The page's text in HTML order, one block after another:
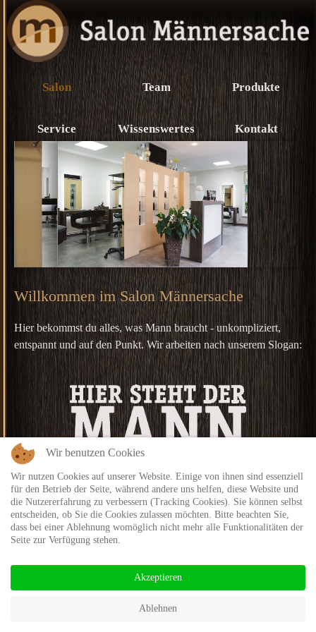
Salon Team Produkte
Service Wissenswertes Kontakt
Willkommen im Salon Männersache
Hier bekommst du alles, was Mann braucht - unkompliziert,
entspannt und auf den Punkt. Wir arbeiten nach unserem Slogan:
©2026 Salon Männersache Fürstenfeldbruck
Wir benutzen Cookies
Wir nutzen Cookies auf unserer Website. Einige von ihnen sind essenziell
für den Betrieb der Seite, während andere uns helfen, diese Website und
die Nutzererfahrung zu verbessern (Tracking Cookies). Sie können selbst
entscheiden, ob Sie die Cookies zulassen möchten. Bitte beachten Sie,
dass bei einer Ablehnung womöglich nicht mehr alle Funktionalitäten der
Seite zur Verfügung stehen.
Akzeptieren
Ablehnen